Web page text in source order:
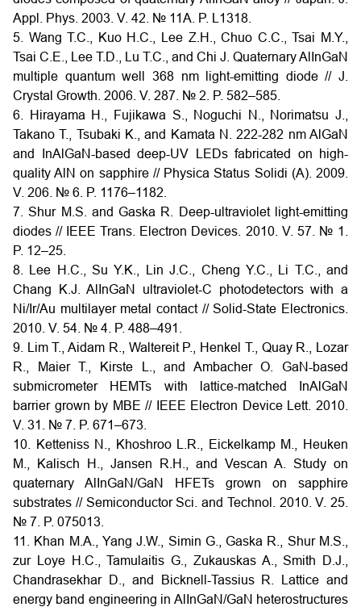
Appl. Phys. 2003. V. 42. № 11A. P. L1318.
5. Wang T.C., Kuo H.C., Lee Z.H., Chuo C.C., Tsai M.Y.,
Tsai C.E., Lee T.D., Lu T.C., and Chi J. Quaternary AlInGaN
multiple quantum well 368 nm light-emitting diode // J.
Crystal Growth. 2006. V. 287. № 2. P. 582–585.
6. Hirayama H., Fujikawa S., Noguchi N., Norimatsu J.,
Takano T., Tsubaki K., and Kamata N. 222-282 nm AlGaN
and InAlGaN-based deep-UV LEDs fabricated on high-
quality AlN on sapphire // Physica Status Solidi (A). 2009.
V. 206. № 6. P. 1176–1182.
7. Shur M.S. and Gaska R. Deep-ultraviolet light-emitting
diodes // IEEE Trans. Electron Devices. 2010. V. 57. № 1.
P. 12–25.
8. Lee H.C., Su Y.K., Lin J.C., Cheng Y.C., Li T.C., and
Chang K.J. AlInGaN ultraviolet-C photodetectors with a
Ni/Ir/Au multilayer metal contact // Solid-State Electronics.
2010. V. 54. № 4. P. 488–491.
9. Lim T., Aidam R., Waltereit P., Henkel T., Quay R., Lozar
R., Maier T., Kirste L., and Ambacher O. GaN-based
submicrometer HEMTs with lattice-matched InAlGaN
barrier grown by MBE // IEEE Electron Device Lett. 2010.
V. 31. № 7. P. 671–673.
10. Ketteniss N., Khoshroo L.R., Eickelkamp M., Heuken
M., Kalisch H., Jansen R.H., and Vescan A. Study on
quaternary AlInGaN/GaN HFETs grown on sapphire
substrates // Semiconductor Sci. and Technol. 2010. V. 25.
№ 7. P. 075013.
11. Khan M.A., Yang J.W., Simin G., Gaska R., Shur M.S.,
zur Loye H.C., Tamulaitis G., Zukauskas A., Smith D.J.,
Chandrasekhar D., and Bicknell-Tassius R. Lattice and
energy band engineering in AlInGaN/GaN heterostructures